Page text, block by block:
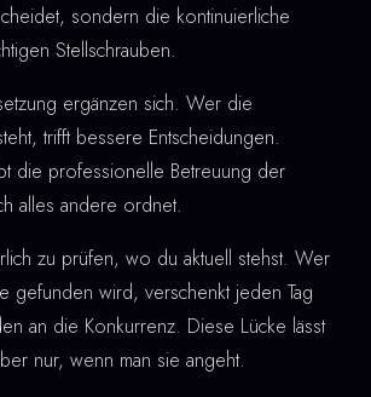
sondern die kontinuierliche
Stellschrauben.
ergänzen sich. Wer die
trifft bessere Entscheidungen.
die professionelle Betreuung der
alles andere ordnet.
zu prüfen, wo du aktuell stehst. Wer
gefunden wird, verschenkt jeden Tag
an die Konkurrenz. Diese Lücke lässt
nur, wenn man sie angeht.